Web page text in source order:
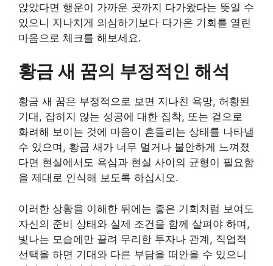
앉았다면 행운이 가까운 곳까지 다가왔다는 뜻일 수
있으니 지나치게 의심하기보다 다가온 기회를 열린
마음으로 체크를 해보세요.
황금 새 꿈의 부정적인 해석
황금 새 꿈은 부정적으로 보면 지나친 욕망, 허황된
기대, 잡히지 않는 성공에 대한 집착, 또는 겉으로
화려해 보이는 것에 마음이 흔들리는 상태를 나타낼
수 있으며, 황금 새가 너무 멀거나 불안하게 느껴졌
다면 현실에서도 욕심과 현실 사이의 균형이 필요함
을 제대로 인식해 보도록 하십시오.
이러한 상황을 이해한 뒤에는 좋은 기회처럼 보여도
자신의 준비 상태와 실제 조건을 함께 살펴야 하며,
빛나는 모습에만 끌려 무리한 투자나 관계, 직업적
선택을 하면 기대와 다른 부담을 떠안을 수 있으니